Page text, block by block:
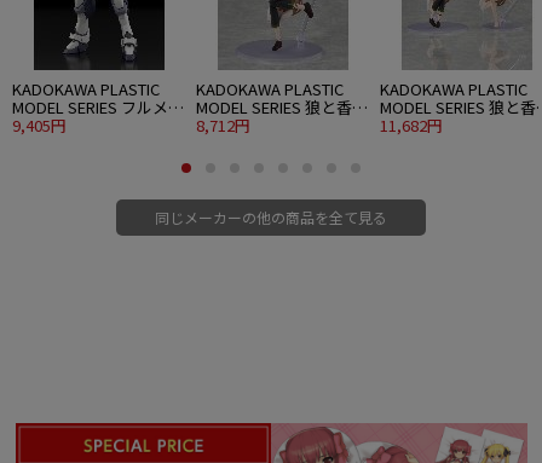
KADOKAWA PLASTIC
MODEL SERIES フルメタ
ル・パニック！ 1/48
9,405円
KADOKAWA PLASTIC
MODEL SERIES 狼と香辛
料 MERCHANT MEETS
8,712円
KADOKAWA PLASTIC
MODEL SERIES 狼と香
料 MERCHANT MEETS
11,682円
同じメーカーの他の商品を全て見る